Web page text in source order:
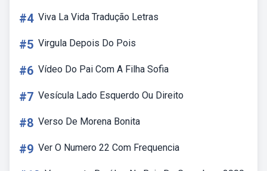
#4 Viva La Vida Tradução Letras
#5 Virgula Depois Do Pois
#6 Vídeo Do Pai Com A Filha Sofia
#7 Vesícula Lado Esquerdo Ou Direito
#8 Verso De Morena Bonita
#9 Ver O Numero 22 Com Frequencia